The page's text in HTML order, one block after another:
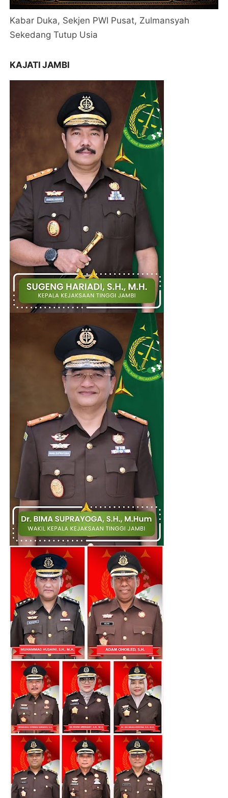
Kabar Duka, Sekjen PWI Pusat, Zulmansyah
Sekedang Tutup Usia
KAJATI JAMBI